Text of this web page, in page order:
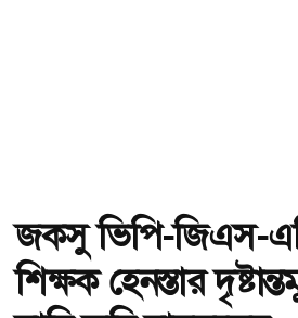
জকসু ভিপি-জিএস-
শিক্ষক হেনস্তার